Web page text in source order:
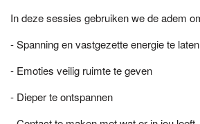
In deze sessies gebruiken we de adem
- Spanning en vastgezette energie te
- Emoties veilig ruimte te geven
- Dieper te ontspannen